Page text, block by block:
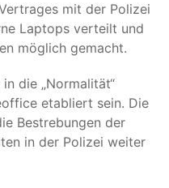
mit der Polizei
Laptops verteilt und
möglich gemacht.
die „Normalität“
etabliert sein. Die
Bestrebungen der
in der Polizei weiter